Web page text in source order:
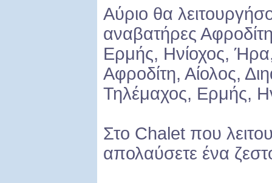
Αύριο θα
αναβατήρες
Ερμής, Ηνίοχος,
Αφροδίτη, Αίολος,
Τηλέμαχος, Ερμής,
Στο Chalet που
απολαύσετε ένα